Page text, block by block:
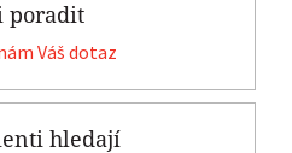
poradit
Váš dotaz
hledají